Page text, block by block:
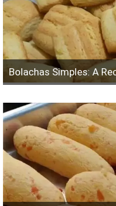
Bolachas Simples: A